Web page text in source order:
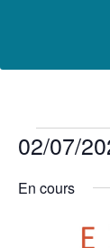
2
juillet
02/07/
En cours